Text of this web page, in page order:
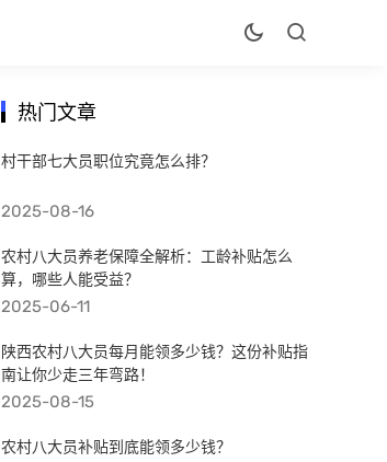
热门文章
村干部七大员职位究竟怎么排？
2025-08-16
农村八大员养老保障全解析：工龄补贴怎么
算，哪些人能受益？
2025-06-11
陕西农村八大员每月能领多少钱？这份补贴指
南让你少走三年弯路！
2025-08-15
农村八大员补贴到底能领多少钱？